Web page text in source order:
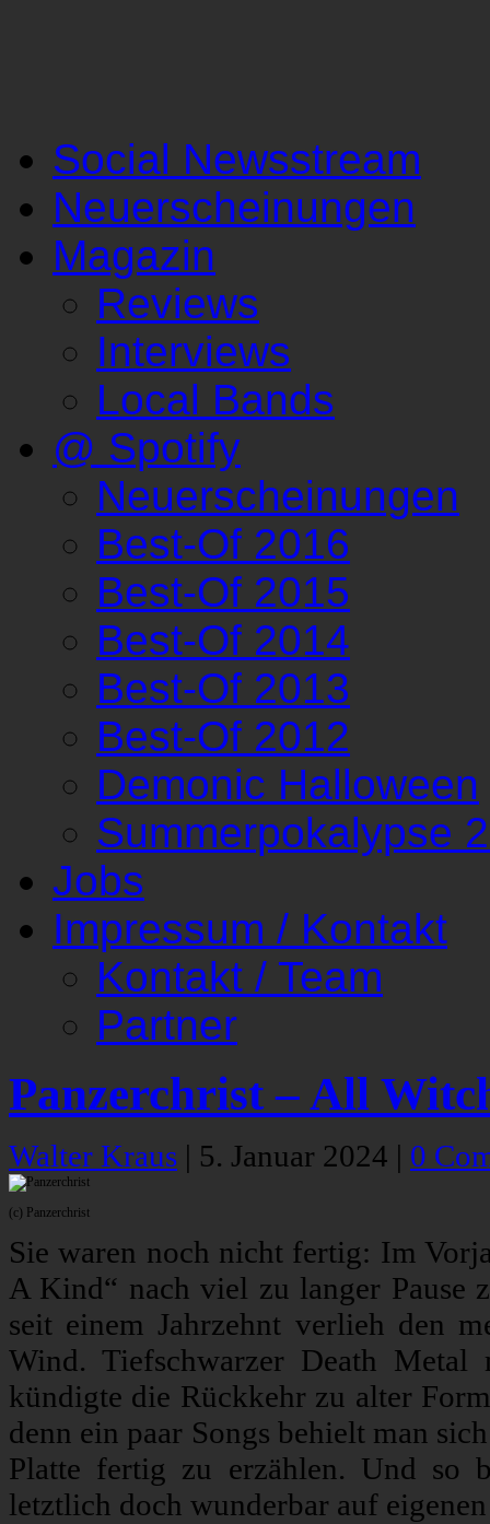
Social Newsstream
Neuerscheinungen
Magazin
Reviews
Interviews
Local Bands
@ Spotify
Neuerscheinungen
Best-Of 2016
Best-Of 2015
Best-Of 2014
Best-Of 2013
Best-Of 2012
Demonic Halloween
Summerpokalypse
Jobs
Impressum / Kontakt
Kontakt / Team
Partner
Panzerchrist – All
Walter Kraus | 5. Januar 2024 | 0
(c) Panzerchrist
Sie waren noch nicht fertig: Im
A Kind“ nach viel zu langer Pause
seit einem Jahrzehnt verlieh den
Wind. Tiefschwarzer Death Metal
kündigte die Rückkehr zu alter
denn ein paar Songs behielt man
Platte fertig zu erzählen. Und so
letztlich doch wunderbar auf